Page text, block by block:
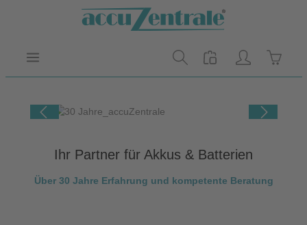
Zum Hauptinhalt springen
Bildergalerie überspringen
Ihr Partner für Akkus & Batterien
Über 30 Jahre Erfahrung und kompetente Beratung